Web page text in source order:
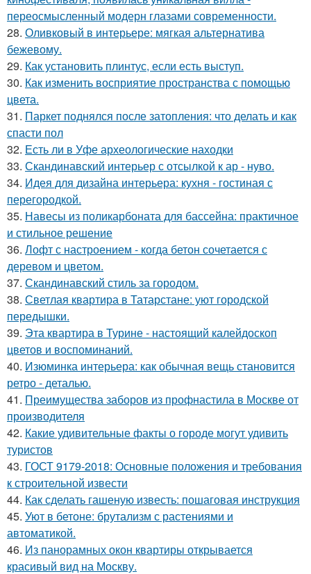
переосмысленный модерн глазами современности.
28. Оливковый в интерьере: мягкая альтернатива
бежевому.
29. Как установить плинтус, если есть выступ.
30. Как изменить восприятие пространства с помощью
цвета.
31. Паркет поднялся после затопления: что делать и как
спасти пол
32. Есть ли в Уфе археологические находки
33. Скандинавский интерьер с отсылкой к ар - нуво.
34. Идея для дизайна интерьера: кухня - гостиная с
перегородкой.
35. Навесы из поликарбоната для бассейна: практичное
и стильное решение
36. Лофт с настроением - когда бетон сочетается с
деревом и цветом.
37. Скандинавский стиль за городом.
38. Светлая квартира в Татарстане: уют городской
передышки.
39. Эта квартира в Турине - настоящий калейдоскоп
цветов и воспоминаний.
40. Изюминка интерьера: как обычная вещь становится
ретро - деталью.
41. Преимущества заборов из профнастила в Москве от
производителя
42. Какие удивительные факты о городе могут удивить
туристов
43. ГОСТ 9179-2018: Основные положения и требования
к строительной извести
44. Как сделать гашеную известь: пошаговая инструкция
45. Уют в бетоне: брутализм с растениями и
автоматикой.
46. Из панорамных окон квартиры открывается
красивый вид на Москву.